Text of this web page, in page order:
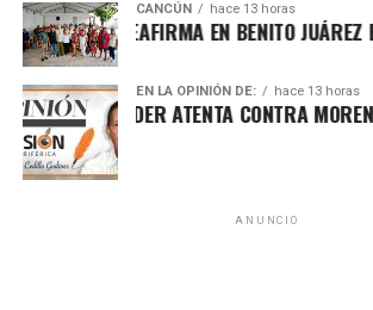
Asimismo, explicó que la gira informativa
llamado de fortalecer la defensa de la
frente a expresiones que, dijo, promueven
postura de la presidenta Claudia
CANCÚN hace 13 horas
MARÍN REAFIRMA EN BENITO JUÁREZ EL
EN LA OPINIÓN DE: hace 13 horas
POR EL PODER ATENTA CONTRA MORENA
ANUNCIO